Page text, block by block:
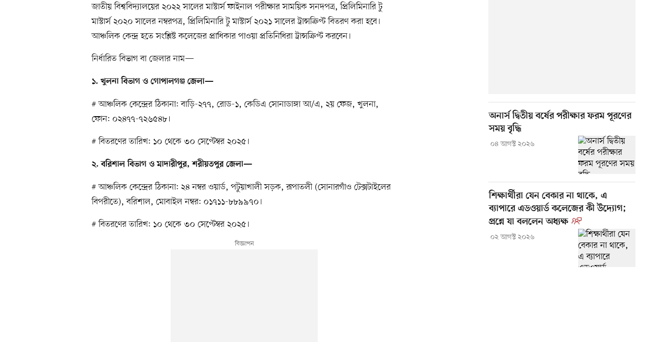
জাতীয় বিশ্ববিদ্যালয়ের ২০২২ সালের মাস্টার্স ফাইনাল পরীক্ষার সাময়িক সনদপত্র, প্রিলিমিনারি টু
মাস্টার্স ২০২০ সালের নম্বরপত্র, প্রিলিমিনারি টু মাস্টার্স ২০২১ সালের ট্রান্সক্রিপ্ট বিতরণ করা হবে।
আঞ্চলিক কেন্দ্র হতে সংশ্লিষ্ট কলেজের প্রাধিকার পাওয়া প্রতিনিধিরা ট্রান্সক্রিপ্ট করবেন।
নির্ধারিত বিভাগ বা জেলার নাম—
১. খুলনা বিভাগ ও গোপালগঞ্জ জেলা—
# আঞ্চলিক কেন্দ্রের ঠিকানা: বাড়ি-২৭৭, রোড-১, কেডিএ সোনাডাঙ্গা আ/এ, ২য় ফেজ, খুলনা,
ফোন: ০২৪৭৭-৭২৬৫৪৮।
# বিতরণের তারিখ: ১০ থেকে ৩০ সেপ্টেম্বর ২০২৫।
২. বরিশাল বিভাগ ও মাদারীপুর, শরীয়তপুর জেলা—
# আঞ্চলিক কেন্দ্রের ঠিকানা: ২৪ নম্বর ওয়ার্ড, পটুয়াখালী সড়ক, রূপাতলী (সোনারগাঁও টেক্সটাইলের
বিপরীতে), বরিশাল, মোবাইল নম্বর: ০১৭১১-৮৮৯৯৭০।
# বিতরণের তারিখ: ১০ থেকে ৩০ সেপ্টেম্বর ২০২৫।
অনার্স দ্বিতীয় বর্ষের পরীক্ষার ফরম পূরণের
সময় বৃদ্ধি
০৪ আগস্ট ২০২৬
শিক্ষার্থীরা যেন বেকার না থাকে, এ
ব্যাপারে এডওয়ার্ড কলেজের কী উদ্যোগ;
প্রশ্নে যা বললেন অধ্যক্ষ
০২ আগস্ট ২০২৬